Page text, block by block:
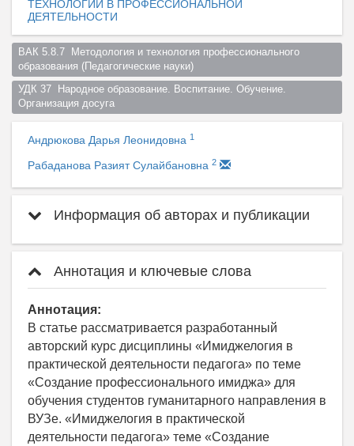
ТЕХНОЛОГИИ В ПРОФЕССИОНАЛЬНОЙ
ДЕЯТЕЛЬНОСТИ
ВАК 5.8.7  Методология и технология профессионального
образования (Педагогические науки)
УДК 37  Народное образование. Воспитание. Обучение.
Организация досуга
Андрюкова Дарья Леонидовна 1
Рабаданова Разият Сулайбановна 2
Информация об авторах и публикации
Аннотация и ключевые слова
Аннотация:
В статье рассматривается разработанный
авторский курс дисциплины «Имиджелогия в
практической деятельности педагога» по теме
«Создание профессионального имиджа» для
обучения студентов гуманитарного направления в
ВУЗе. «Имиджелогия в практической
деятельности педагога» теме «Создание